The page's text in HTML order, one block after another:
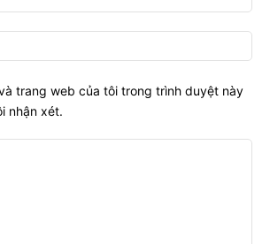
trang web của tôi trong trình duyệt này
nhận xét.